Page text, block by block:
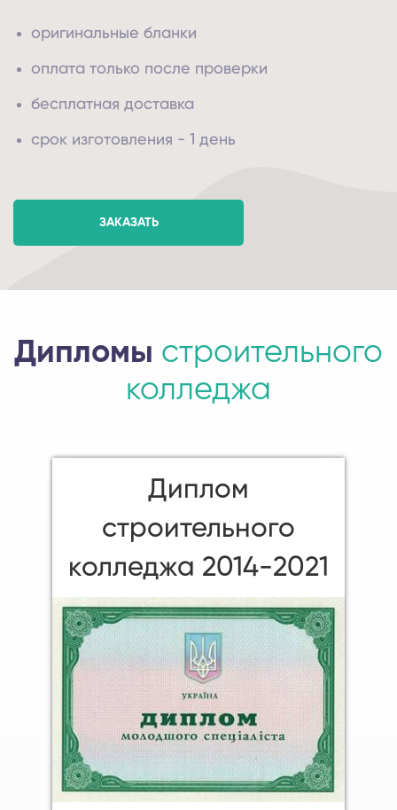
оригинальные бланки
оплата только после проверки
бесплатная доставка
срок изготовления - 1 день
ЗАКАЗАТЬ
Дипломы строительного
колледжа
Диплом
строительного
колледжа 2014-2021